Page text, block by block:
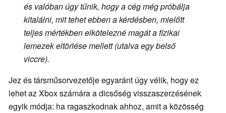
és valóban úgy tűnik, hogy a cég még próbálja
kitalálni, mit tehet ebben a kérdésben, mielőtt
teljes mértékben elkötelezné magát a fizikai
lemezek eltörlése mellett (utalva egy belső
viccre).
Jez és társműsorvezetője egyaránt úgy vélik, hogy ez
lehet az Xbox számára a dicsőség visszaszerzésének
egyik módja: ha ragaszkodnak ahhoz, amit a közösség